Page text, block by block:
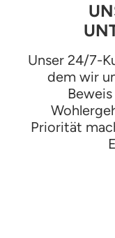
Unser 24/7-
dem wir
Priorität